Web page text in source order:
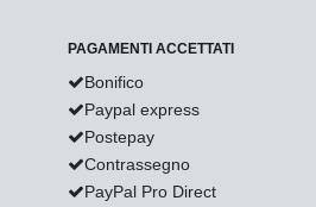
PAGAMENTI ACCETTATI
Bonifico
Paypal express
Postepay
Contrassegno
PayPal Pro Direct